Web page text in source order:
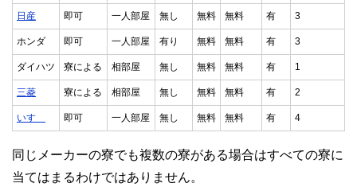
日産 即可 一人部屋 無し 無料 無料 有 3
ホンダ 即可 一人部屋 有り 無料 無料 有 3
ダイハツ 寮による 相部屋 無し 無料 無料 有 1
三菱 寮による 相部屋 無し 無料 無料 有 2
いすゞ 即可 一人部屋 無し 無料 無料 有 4
同じメーカーの寮でも複数の寮がある場合はすべての寮に
当てはまるわけではありません。